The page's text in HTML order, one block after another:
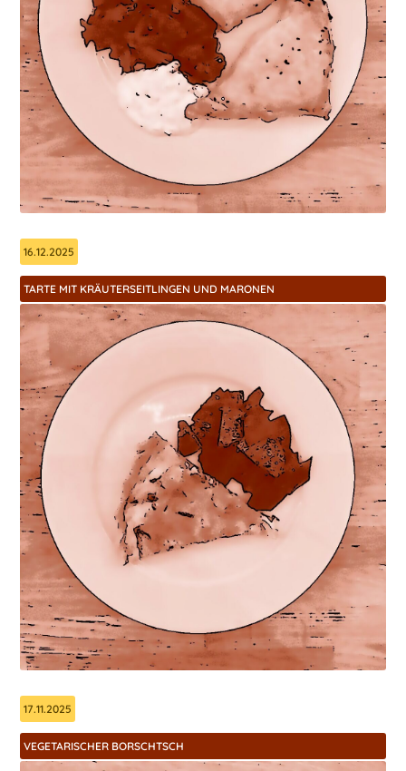
16.12.2025
TARTE MIT KRÄUTERSEITLINGEN UND MARONEN
17.11.2025
VEGETARISCHER BORSCHTSCH